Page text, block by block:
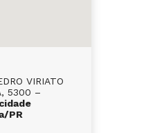
VIRIATO
5300 –
PR